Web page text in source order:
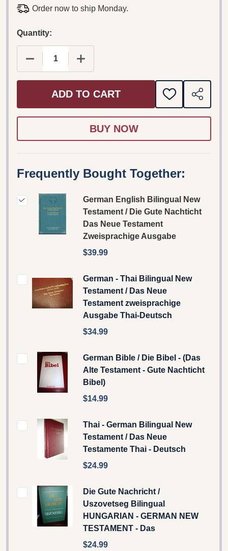
Order now to ship Monday.
Quantity:
DECREASE QUANTITY OF GERMAN ENGLISH
INCREASE QUANTITY OF GERMAN
ADD TO CART
ADD
TO
SHARE
Frequently Bought Together:
German English Bilingual New
Testament / Die Gute Nachticht
Das Neue Testament
Zweisprachige Ausgabe
$39.99
German - Thai Bilingual New
Testament / Das Neue
Testament zweisprachige
Ausgabe Thai-Deutsch
$34.99
German Bible / Die Bibel - (Das
Alte Testament - Gute Nachticht
Bibel)
$14.99
Thai - German Bilingual New
Testament / Das Neue
Testamente Thai - Deutsch
$24.99
Die Gute Nachricht /
Uszovetseg Bilingual
HUNGARIAN - GERMAN NEW
TESTAMENT - Das
$24.99